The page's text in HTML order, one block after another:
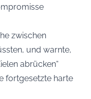
zwischen
und warnte,
abrücken“
fortgesetzte harte